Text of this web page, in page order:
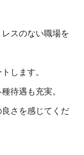
スのない職場を
します。
待遇も充実。
さを感じてくだ